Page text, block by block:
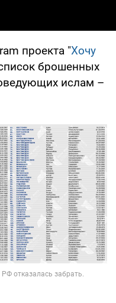
проекта "Хочу
брошенных
ислам –